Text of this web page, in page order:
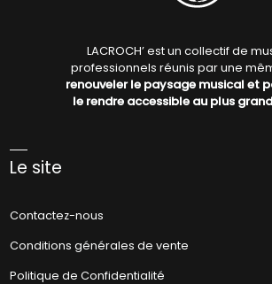
LACROCH’ est un collectif de
professionnels réunis par une
renouveler le paysage musical et
le rendre accessible au plus
Le site
Contactez-nous
Conditions générales de vente
Politique de Confidentialité